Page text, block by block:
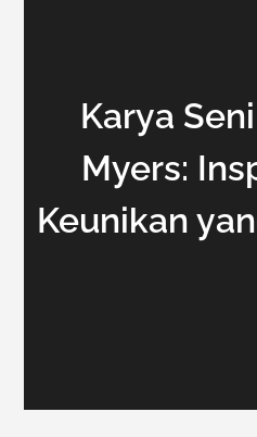
Karya
Myers:
Keunikan